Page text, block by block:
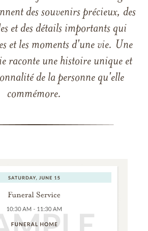
des souvenirs précieux, des
et des détails importants qui
et les moments d'une vie. Une
raconte une histoire unique et
de la personne qu'elle
commémore.